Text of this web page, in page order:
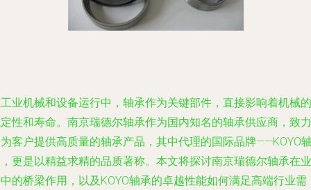
业机械和设备运行中，轴承作为关键部件，直接影响着机械的
性和寿命。南京瑞德尔轴承作为国内知名的轴承供应商，致力
客户提供高质量的轴承产品，其中代理的国际品牌——KOYO
更是以精益求精的品质著称。本文将探讨南京瑞德尔轴承在业
的桥梁作用，以及KOYO轴承的卓越性能如何满足高端行业需